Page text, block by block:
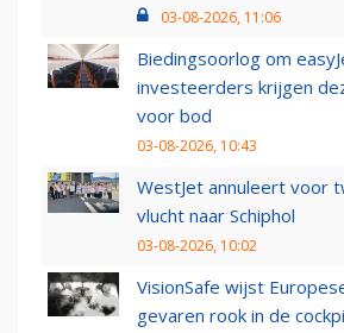
03-08-2026, 11:06
Biedingsoorlog om
investeerders krijgen
voor bod
03-08-2026, 10:43
WestJet annuleert voor
vlucht naar Schiphol
03-08-2026, 10:02
VisionSafe wijst
gevaren rook in de